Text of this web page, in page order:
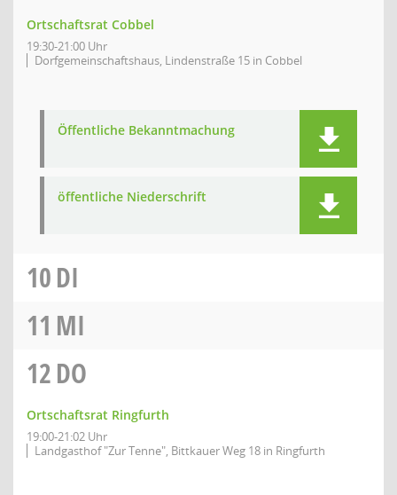
Ortschaftsrat Cobbel
19:30-21:00 Uhr
Dorfgemeinschaftshaus, Lindenstraße 15 in Cobbel
Öffentliche Bekanntmachung
öffentliche Niederschrift
10DI
11 MI
12DO
Ortschaftsrat Ringfurth
19:00-21:02 Uhr
Landgasthof "Zur Tenne", Bittkauer Weg 18 in Ringfurth